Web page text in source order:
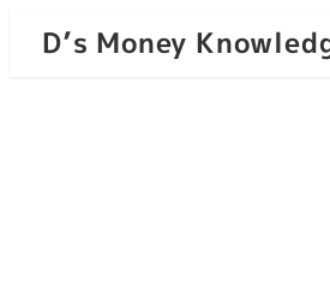
D’s Money